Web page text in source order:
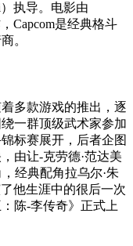
）执导。电影由
Capcom是经典格斗
。
多款游戏的推出，逐
一群顶级武术家参加
标赛展开，后者企图
由让-克劳德·范达美
，经典配角拉乌尔·朱
他生涯中的很后一次
陈-李传奇》正式上